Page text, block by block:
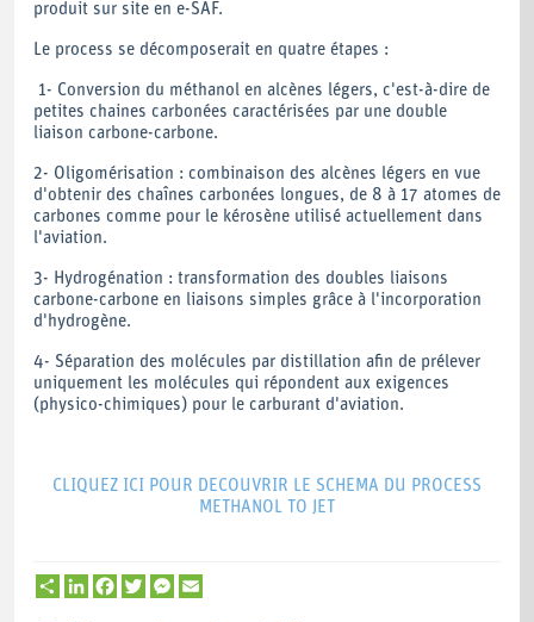
produit sur site en e-SAF.
Le process se décomposerait en quatre étapes :
1- Conversion du méthanol en alcènes légers, c'est-à-dire de
petites chaines carbonées caractérisées par une double
liaison carbone-carbone.
2- Oligomérisation : combinaison des alcènes légers en vue
d'obtenir des chaînes carbonées longues, de 8 à 17 atomes de
carbones comme pour le kérosène utilisé actuellement dans
l'aviation.
3- Hydrogénation : transformation des doubles liaisons
carbone-carbone en liaisons simples grâce à l'incorporation
d'hydrogène.
4- Séparation des molécules par distillation afin de prélever
uniquement les molécules qui répondent aux exigences
(physico-chimiques) pour le carburant d'aviation.
CLIQUEZ ICI POUR DECOUVRIR LE SCHEMA DU PROCESS
METHANOL TO JET
PartagerLinkedInFacebook
TwitterMessenger